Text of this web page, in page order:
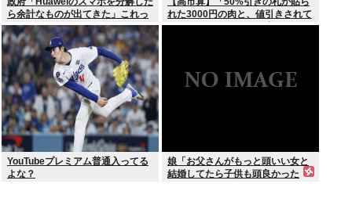
ら余計なものが出てきた」これっ
て結局なんだったの？
れた3000円の肉と、値引きされて
いない1000円の肉では安いのはど
YouTubeプレミアム普通入ってる
よな？
娘「お父さんがもっと頭いい女と
結婚してたら子供も頭良かった